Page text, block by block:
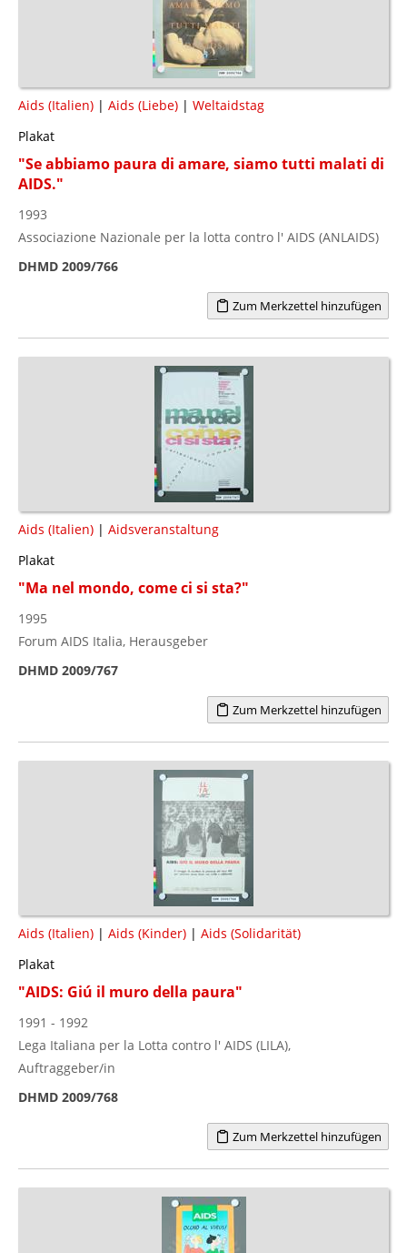
Aids (Italien) | Aids (Liebe) | Weltaidstag
Plakat
"Se abbiamo paura di amare, siamo tutti malati di
AIDS."
1993
Associazione Nazionale per la lotta contro l' AIDS (ANLAIDS)
DHMD 2009/766
Zum Merkzettel hinzufügen
Aids (Italien) | Aidsveranstaltung
Plakat
"Ma nel mondo, come ci si sta?"
1995
Forum AIDS Italia, Herausgeber
DHMD 2009/767
Zum Merkzettel hinzufügen
Aids (Italien) | Aids (Kinder) | Aids (Solidarität)
Plakat
"AIDS: Giú il muro della paura"
1991 - 1992
Lega Italiana per la Lotta contro l' AIDS (LILA),
Auftraggeber/in
DHMD 2009/768
Zum Merkzettel hinzufügen